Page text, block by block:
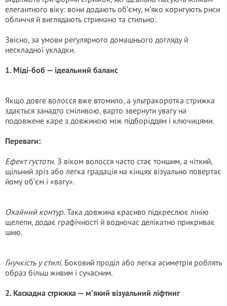
елегантного віку: вони додають об’єму, м’яко коригують риси
обличчя й виглядають стримано та стильно.
Звісно, за умови регулярного домашнього догляду й
нескладної укладки.
1. Міді-боб — ідеальний баланс
Якщо довге волосся вже втомило, а ультракоротка стрижка
здається занадто сміливою, варто звернути увагу на
подовжене каре з довжиною між підборіддям і ключицями.
Переваги:
Ефект густоти. З віком волосся часто стає тоншим, а чіткий,
щільний зріз або легка градація на кінцях візуально повертає
йому об’єм і «вагу».
Охайний контур. Така довжина красиво підкреслює лінію
щелепи, додає графічності й водночас делікатно прикриває
шию.
Гнучкість у стилі. Боковий проділ або легка асиметрія роблять
образ більш живим і сучасним.
2. Каскадна стрижка — м’який візуальний ліфтинг